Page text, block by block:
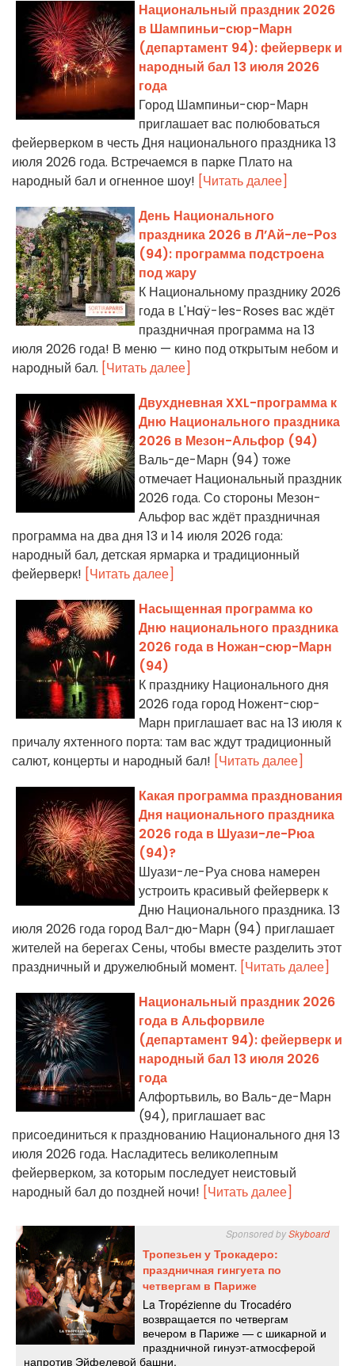
Национальный праздник 2026
в Шампиньи-сюр-Марн
(департамент 94): фейерверк и
народный бал 13 июля 2026
года
Город Шампиньи-сюр-Марн
приглашает вас полюбоваться
фейерверком в честь Дня национального праздника 13
июля 2026 года. Встречаемся в парке Плато на
народный бал и огненное шоу! [Читать далее]
День Национального
праздника 2026 в Л’Ай-ле-Роз
(94): программа подстроена
под жару
К Национальному празднику 2026
года в L'Haÿ-les-Roses вас ждёт
праздничная программа на 13
июля 2026 года! В меню — кино под открытым небом и
народный бал. [Читать далее]
Двухдневная XXL-программа к
Дню Национального праздника
2026 в Мезон-Альфор (94)
Валь-де-Марн (94) тоже
отмечает Национальный праздник
2026 года. Со стороны Мезон-
Альфор вас ждёт праздничная
программа на два дня 13 и 14 июля 2026 года:
народный бал, детская ярмарка и традиционный
фейерверк! [Читать далее]
Насыщенная программа ко
Дню национального праздника
2026 года в Ножан-сюр-Марн
(94)
К празднику Национального дня
2026 года город Ножент-сюр-
Марн приглашает вас на 13 июля к
причалу яхтенного порта: там вас ждут традиционный
салют, концерты и народный бал! [Читать далее]
Какая программа празднования
Дня национального праздника
2026 года в Шуази-ле-Рюа
(94)?
Шуази-ле-Руа снова намерен
устроить красивый фейерверк к
Дню Национального праздника. 13
июля 2026 года город Вал-дю-Марн (94) приглашает
жителей на берегах Сены, чтобы вместе разделить этот
праздничный и дружелюбный момент. [Читать далее]
Национальный праздник 2026
года в Альфорвиле
(департамент 94): фейерверк и
народный бал 13 июля 2026
года
Алфортьвиль, во Валь-де-Марн
(94), приглашает вас
присоединиться к празднованию Национального дня 13
июля 2026 года. Насладитесь великолепным
фейерверком, за которым последует неистовый
народный бал до поздней ночи! [Читать далее]